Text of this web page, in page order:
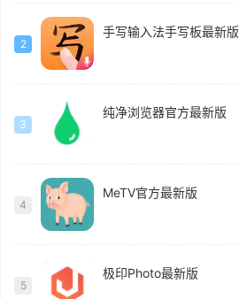
2
手写输入法手写板最新版
3
纯净浏览器官方最新版
4
MeTV官方最新版
5
极印Photo最新版